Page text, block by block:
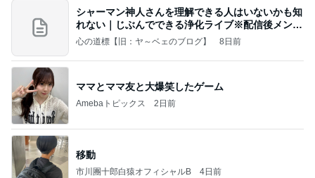
シャーマン神人さんを理解できる人はいないかも知
れない｜じぶんでできる浄化ライブ※配信後メンバ
ー限
心の道標【旧：ヤ～ベェのブログ】 8日前
ママとママ友と大爆笑したゲーム
Amebaトピックス 2日前
移動
市川團十郎白猿オフィシャルB 4日前